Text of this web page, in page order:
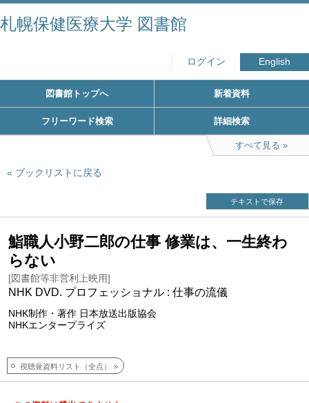
札幌保健医療大学 図書館
ログイン English
図書館トップへ 新着資料
フリーワード検索 詳細検索
すべて見る
ブックリストに戻る
テキストで保存
鮨職人小野二郎の仕事 修業は、一生終わ
らない
[図書館等非営利上映用]
NHK DVD. プロフェッショナル : 仕事の流儀
NHK制作・著作 日本放送出版協会
NHKエンタープライズ
視聴覚資料リスト（全点）